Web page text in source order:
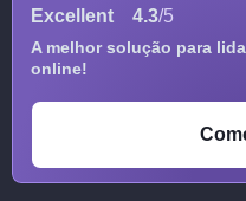
Excellent 4.3/5
A melhor solução para
online!